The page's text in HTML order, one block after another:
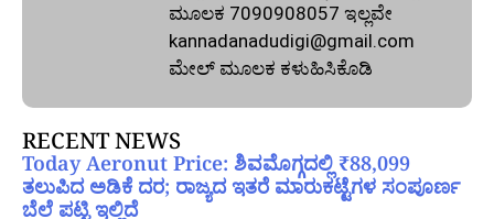
ಮೂಲಕ 7090908057 ಇಲ್ಲವೇ
kannadanadudigi@gmail.com
ಮೇಲ್‌ ಮೂಲಕ ಕಳುಹಿಸಿಕೊಡಿ
RECENT NEWS
Today Aeronut Price: ಶಿವಮೊಗ್ಗದಲ್ಲಿ ₹88,099
ತಲುಪಿದ ಅಡಿಕೆ ದರ; ರಾಜ್ಯದ ಇತರೆ ಮಾರುಕಟ್ಟೆಗಳ ಸಂಪೂರ್ಣ
ಬೆಲೆ ಪಟ್ಟಿ ಇಲ್ಲಿದೆ